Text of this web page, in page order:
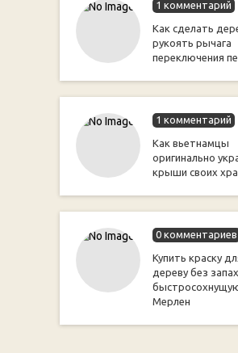
1 комментарий
Как сделать
рукоять рычага
переключения
1 комментарий
Как вьетнамцы
оригинально
крыши своих
0 комментариев
Купить краску
дереву без
Мерлен